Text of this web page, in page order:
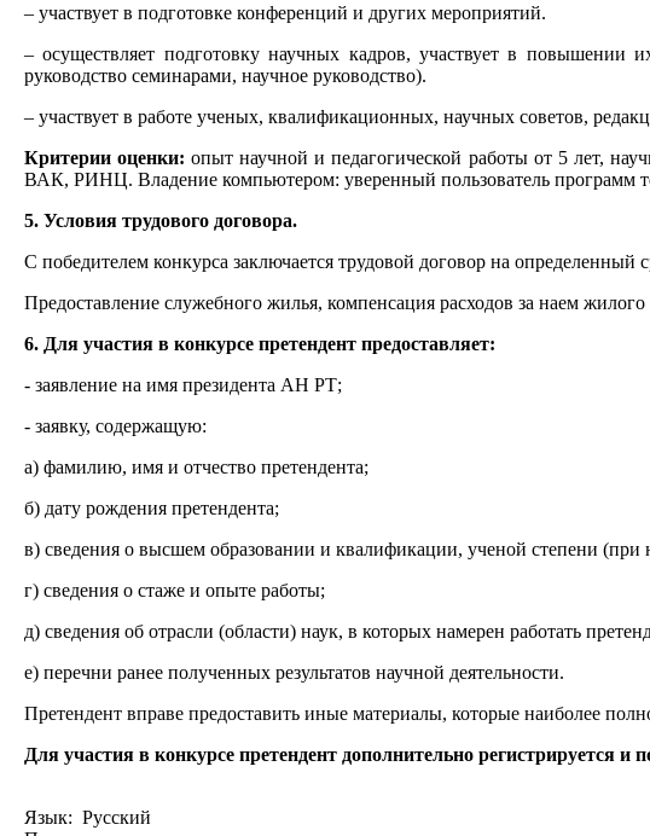
– участвует в подготовке конференций и других мероприятий.
– осуществляет подготовку научных кадров, участвует в
руководство семинарами, научное руководство).
– участвует в работе ученых, квалификационных, научных советов,
Критерии оценки: опыт научной и педагогической работы от 5 лет,
ВАК, РИНЦ. Владение компьютером: уверенный пользователь программ
5. Условия трудового договора.
С победителем конкурса заключается трудовой договор на
Предоставление служебного жилья, компенсация расходов за наем
6. Для участия в конкурсе претендент предоставляет:
- заявление на имя президента АН РТ;
- заявку, содержащую:
а) фамилию, имя и отчество претендента;
б) дату рождения претендента;
в) сведения о высшем образовании и квалификации, ученой степени
г) сведения о стаже и опыте работы;
д) сведения об отрасли (области) наук, в которых намерен работать
е) перечни ранее полученных результатов научной деятельности.
Претендент вправе предоставить иные материалы, которые наиболее
Для участия в конкурсе претендент дополнительно регистрируется и
Язык: Русский